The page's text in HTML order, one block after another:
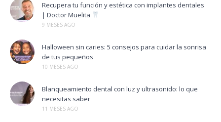
Recupera tu función y estética con implantes dentales
| Doctor Muelita
9 MESES AGO
Halloween sin caries: 5 consejos para cuidar la sonrisa
de tus pequeños
10 MESES AGO
Blanqueamiento dental con luz y ultrasonido: lo que
necesitas saber
11 MESES AGO